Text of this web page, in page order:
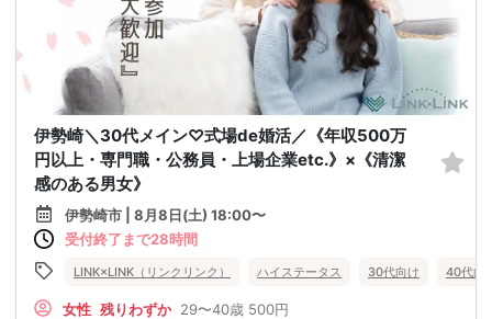
伊勢崎＼30代メイン♡式場de婚活／《年収500万
円以上・専門職・公務員・上場企業etc.》×《清潔
感のある男女》
伊勢崎市 | 8月8日(土) 18:00〜
受付終了まで28時間
LINK×LINK（リンクリンク） ハイステータス 30代向け 40代向
女性 残りわずか 29〜40歳 500円